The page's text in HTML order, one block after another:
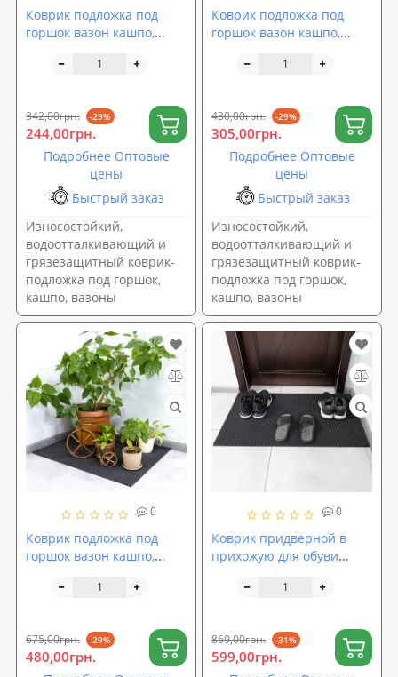
Коврик подложка под
горшок вазон кашпо,
грязезащитный OSPORT
342,00грн. -29%
244,00грн.
Подробнее Оптовые
цены
Быстрый заказ
Износостойкий,
водоотталкивающий и
грязезащитный коврик-
подложка под горшок,
кашпо, вазоны
Коврик подложка под
горшок вазон кашпо,
грязезащитный OSPORT
430,00грн. -29%
305,00грн.
Подробнее Оптовые
цены
Быстрый заказ
Износостойкий,
водоотталкивающий и
грязезащитный коврик-
подложка под горшок,
кашпо, вазоны
0
Коврик подложка под
горшок вазон кашпо,
грязезащитный OSPORT
675,00грн. -29%
480,00грн.
0
Коврик придверной в
прихожую для обуви
см OSPORT EVA (R-00040)
869,00грн. -31%
599,00грн.